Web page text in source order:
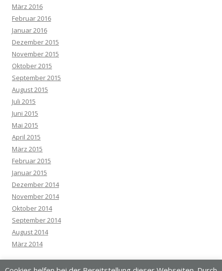
März 2016
Februar 2016
Januar 2016
Dezember 2015
November 2015
Oktober 2015
September 2015
August 2015
Juli 2015
Juni 2015
Mai 2015
April 2015
März 2015
Februar 2015
Januar 2015
Dezember 2014
November 2014
Oktober 2014
September 2014
August 2014
März 2014